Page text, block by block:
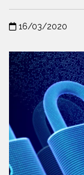
16/03/2020